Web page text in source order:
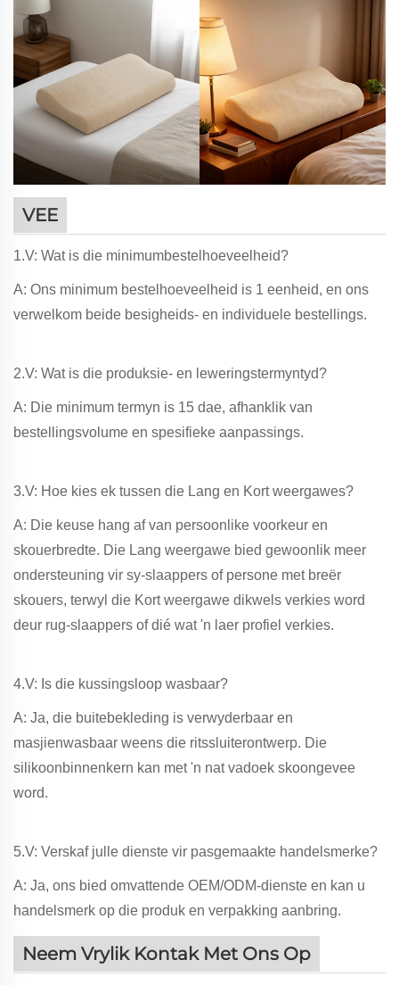
VEE
1.V: Wat is die minimumbestelhoeveelheid?
A: Ons minimum bestelhoeveelheid is 1 eenheid, en ons
verwelkom beide besigheids- en individuele bestellings.
2.V: Wat is die produksie- en leweringstermyntyd?
A: Die minimum termyn is 15 dae, afhanklik van
bestellingsvolume en spesifieke aanpassings.
3.V: Hoe kies ek tussen die Lang en Kort weergawes?
A: Die keuse hang af van persoonlike voorkeur en
skouerbredte. Die Lang weergawe bied gewoonlik meer
ondersteuning vir sy-slaappers of persone met breër
skouers, terwyl die Kort weergawe dikwels verkies word
deur rug-slaappers of dié wat 'n laer profiel verkies.
4.V: Is die kussingsloop wasbaar?
A: Ja, die buitebekleding is verwyderbaar en
masjienwasbaar weens die ritssluiterontwerp. Die
silikoonbinnenkern kan met 'n nat vadoek skoongevee
word.
5.V: Verskaf julle dienste vir pasgemaakte handelsmerke?
A: Ja, ons bied omvattende OEM/ODM-dienste en kan u
handelsmerk op die produk en verpakking aanbring.
Neem Vrylik Kontak Met Ons Op